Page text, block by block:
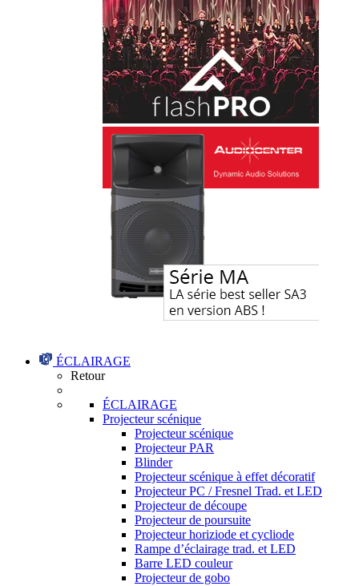
ÉCLAIRAGE
Retour
ÉCLAIRAGE
Projecteur scénique
Projecteur scénique
Projecteur PAR
Blinder
Projecteur scénique à effet décoratif
Projecteur PC / Fresnel Trad. et LED
Projecteur de découpe
Projecteur de poursuite
Projecteur horiziode et cycliode
Rampe d’éclairage trad. et LED
Barre LED couleur
Projecteur de gobo